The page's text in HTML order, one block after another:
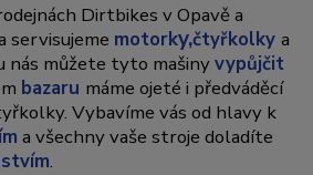
Dirtbikes v Opavě a
servisujeme motorky,čtyřkolkya
nás můžete tyto mašinyvypůjčit
bazaru máme ojeté i předváděcí
Vybavíme vás od hlavy k
a všechny vaše stroje doladíte
.